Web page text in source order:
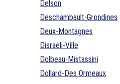
Delson
Deschambault-Grondines
Deux-Montagnes
Disraeli-Ville
Dolbeau-Mistassini
Dollard-Des Ormeaux